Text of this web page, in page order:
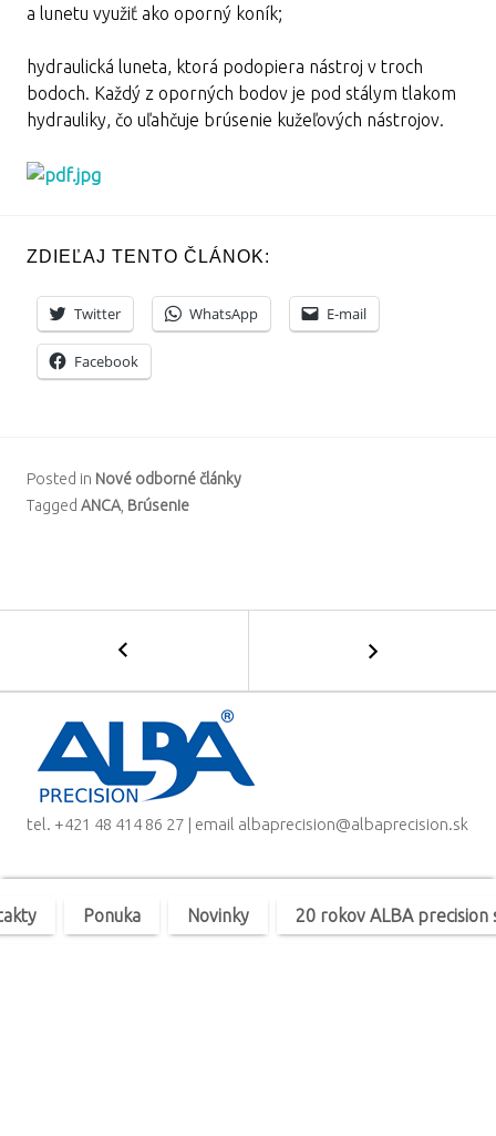
a lunetu využiť ako oporný koník;
hydraulická luneta, ktorá podopiera nástroj v troch
bodoch. Každý z oporných bodov je pod stálym tlakom
hydrauliky, čo uľahčuje brúsenie kužeľových nástrojov.
ZDIEĽAJ TENTO ČLÁNOK:
Twitter WhatsApp E-mail
Facebook
Posted in Nové odborné články
Tagged ANCA Brúsenie
l
NAVIGATION
–
jednotky
tel. +421 48 414 86 27 | email albaprecision@albaprecision.sk
Ponuka Novinky 20 rokov ALBA precision